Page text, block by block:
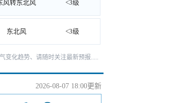
风转东北风 <3级
东北风 <3级
变化趋势、请随时关注最新预报.....
2026-08-07 18:00更新